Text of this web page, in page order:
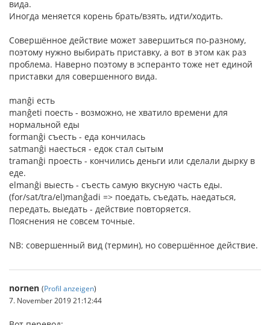
вида.
Иногда меняется корень брать/взять, идти/ходить.
Совершённое действие может завершиться по-разному,
поэтому нужно выбирать приставку, а вот в этом как раз
проблема. Наверно поэтому в эсперанто тоже нет единой
приставки для совершенного вида.
manĝi есть
manĝeti поесть - возможно, не хватило времени для
нормальной еды
formanĝi съесть - еда кончилась
satmanĝi наесться - едок стал сытым
tramanĝi проесть - кончились деньги или сделали дырку в
еде.
elmanĝi выесть - съесть самую вкусную часть еды.
(for/sat/tra/el)manĝadi => поедать, съедать, наедаться,
передать, выедать - действие повторяется.
Пояснения не совсем точные.
NB: совершенный вид (термин), но совершённое действие.
nornen (Profil anzeigen)
7. November 2019 21:12:44